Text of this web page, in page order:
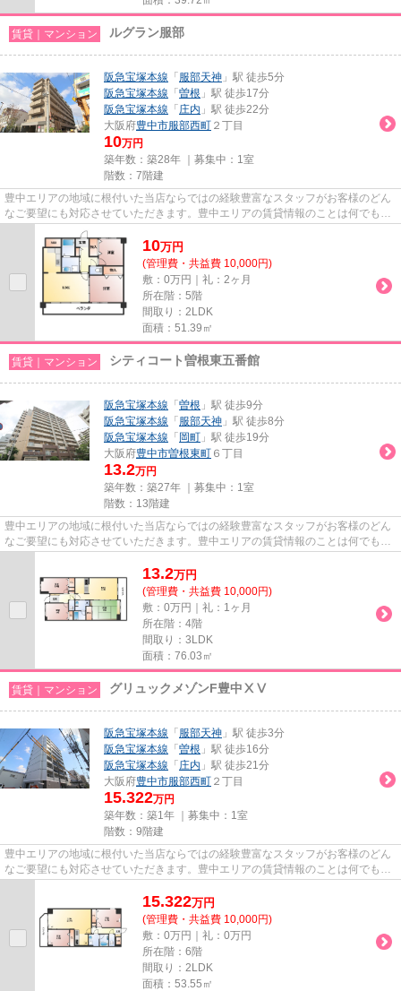
賃貸｜マンション ルグラン服部
阪急宝塚本線 「 服部天神 」駅 徒歩5分
阪急宝塚本線 「 曽根 」駅 徒歩17分
阪急宝塚本線 「 庄内 」駅 徒歩22分
大阪府豊中市服部西町 ２丁目
10万円
築年数：築28年 ｜募集中： 1室
階数：7階建
豊中エリアの地域に根付いた当店ならではの経験豊富なスタッフがお客様のどん
なご要望にも対応させていただきます。豊中エリアの賃貸情報のことは何でもお
気軽にご相談ください。一生...
10万円
(管理費・共益費 10,000円)
敷：0万円｜礼：2ヶ月
所在階：5階
間取り：2LDK
面積：51.39㎡
賃貸｜マンション シティコート曽根東五番館
阪急宝塚本線 「 曽根 」駅 徒歩9分
阪急宝塚本線 「 服部天神 」駅 徒歩8分
阪急宝塚本線 「 岡町 」駅 徒歩19分
大阪府豊中市曽根東町 ６丁目
13.2万円
築年数：築27年 ｜募集中： 1室
階数：13階建
豊中エリアの地域に根付いた当店ならではの経験豊富なスタッフがお客様のどん
なご要望にも対応させていただきます。豊中エリアの賃貸情報のことは何でもお
13.2万円
(管理費・共益費 10,000円)
敷：0万円｜礼：1ヶ月
所在階：4階
間取り：3LDK
面積：76.03㎡
賃貸｜マンション グリュックメゾンF豊中ⅩⅤ
阪急宝塚本線 「 服部天神 」駅 徒歩3分
阪急宝塚本線 「 曽根 」駅 徒歩16分
阪急宝塚本線 「 庄内 」駅 徒歩21分
大阪府豊中市服部西町 ２丁目
15.322万円
築年数：築1年 ｜募集中： 1室
階数：9階建
豊中エリアの地域に根付いた当店ならではの経験豊富なスタッフがお客様のどん
なご要望にも対応させていただきます。豊中エリアの賃貸情報のことは何でもお
15.322万円
(管理費・共益費 10,000円)
敷：0万円｜礼：0万円
所在階：6階
間取り：2LDK
面積：53.55㎡